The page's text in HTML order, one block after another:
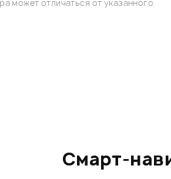
может отличаться от указанного.
Смарт-